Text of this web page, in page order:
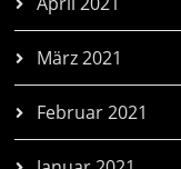
März 2021
Februar 2021